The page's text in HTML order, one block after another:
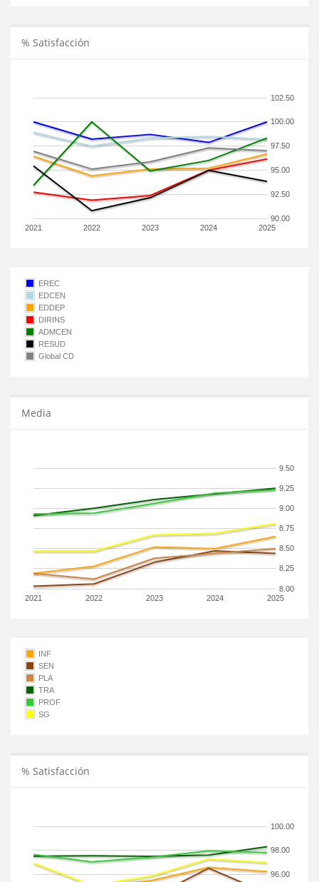
% Satisfacción
2021 2022 2023 2024 2025
90.00
92.50
95.00
97.50
100.00
102.50
EREC
EDCEN
EDDEP
DIRINS
ADMCEN
RESUD
Global CD
Media
2021 2022 2023 2024 2025
8.00
8.25
8.50
8.75
9.00
9.25
9.50
INF
SEN
PLA
TRA
PROF
SG
% Satisfacción
96.00
98.00
100.00